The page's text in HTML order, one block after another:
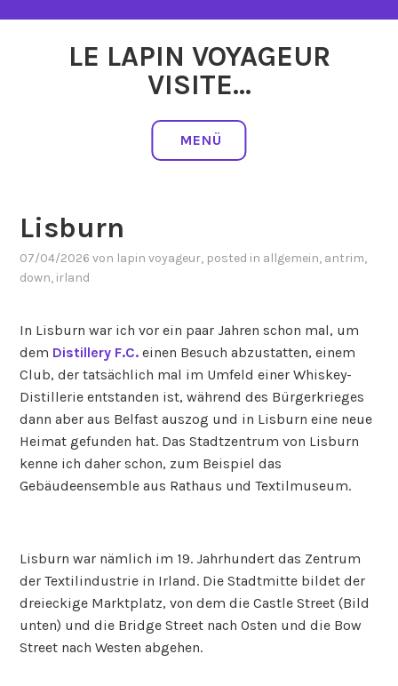
LE LAPIN VOYAGEUR
VISITE…
MENÜ
Lisburn
07/04/2026 von lapin voyageur, posted in allgemein, antrim,
down, irland
In Lisburn war ich vor ein paar Jahren schon mal, um
dem Distillery F.C. einen Besuch abzustatten, einem
Club, der tatsächlich mal im Umfeld einer Whiskey-
Distillerie entstanden ist, während des Bürgerkrieges
dann aber aus Belfast auszog und in Lisburn eine neue
Heimat gefunden hat. Das Stadtzentrum von Lisburn
kenne ich daher schon, zum Beispiel das
Gebäudeensemble aus Rathaus und Textilmuseum.
Lisburn war nämlich im 19. Jahrhundert das Zentrum
der Textilindustrie in Irland. Die Stadtmitte bildet der
dreieckige Marktplatz, von dem die Castle Street (Bild
unten) und die Bridge Street nach Osten und die Bow
Street nach Westen abgehen.